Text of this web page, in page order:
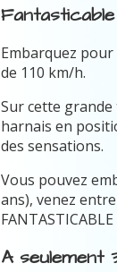
Embarquez
de 110 km/h.
Sur cette
harnais en
des sensations.
Vous pouvez
ans), venez
A seulement